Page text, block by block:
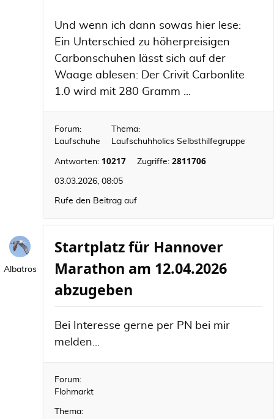
Und wenn ich dann sowas hier lese:
Ein Unterschied zu höherpreisigen
Carbonschuhen lässt sich auf der
Waage ablesen: Der Crivit Carbonlite
1.0 wird mit 280 Gramm ...
Forum:
Laufschuhe
Thema:
Laufschuhholics Selbsthilfegruppe
Antworten: 10217 Zugriffe: 2811706
03.03.2026, 08:05
Rufe den Beitrag auf
Albatros
Startplatz für Hannover
Marathon am 12.04.2026
abzugeben
Bei Interesse gerne per PN bei mir
melden...
Forum:
Flohmarkt
Thema: